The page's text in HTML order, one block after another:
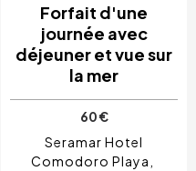
Forfait d'une
journée avec
déjeuner et vue sur
la mer
60 €
Seramar Hotel
Comodoro Playa